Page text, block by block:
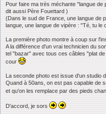
Pour faire ma très méchante "langue de
dit aussi Père Fouettard )
(Dans le sud de France, une langue de
langue, une langue de vipère : "Té, tu le
La première photo montre à coup sur
A la différence d'un vrai technicien du
tel "bazar" avec tous ces câbles "plat
cour
La seconde photo est issue d'un studio
Quand à 50ans, on est pas capable de
et qu'on les remplace par des pieds
D'accord, je sors